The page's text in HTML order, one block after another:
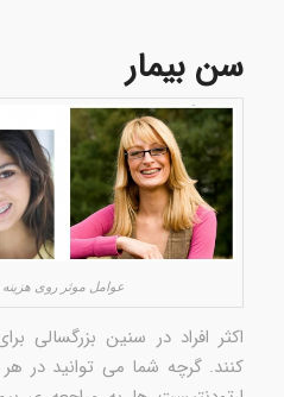
سن بیمار
عوامل موثر روی
اکثر افراد در سنین بزرگسالی
کنند. گرچه شما می توانید در